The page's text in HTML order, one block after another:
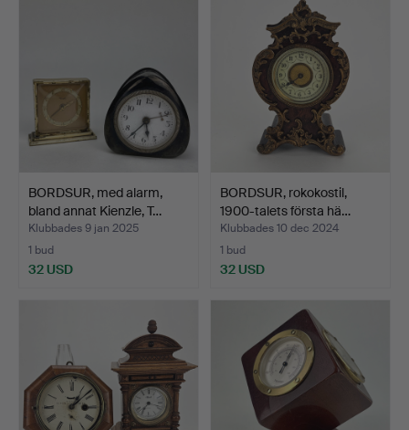
BORDSUR, med alarm,
bland annat Kienzle, T…
Klubbades 9 jan 2025
1 bud
32 USD
BORDSUR, rokokostil,
1900-talets första hä…
Klubbades 10 dec 2024
1 bud
32 USD